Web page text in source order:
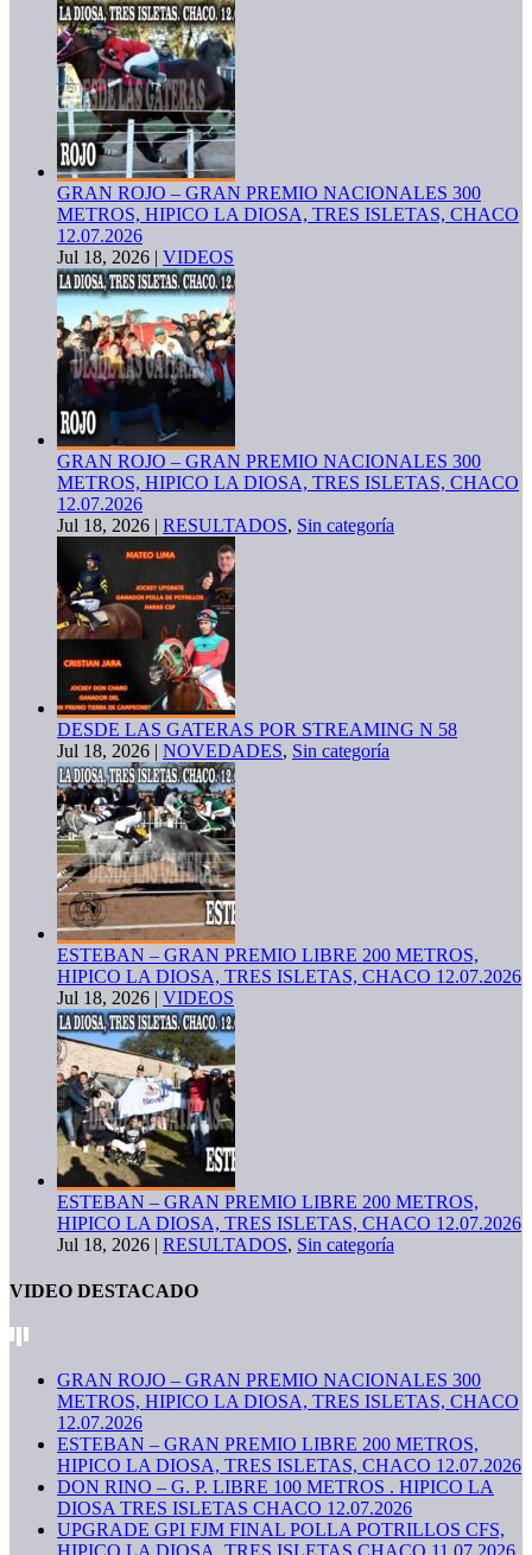
GRAN ROJO – GRAN PREMIO NACIONALES 300
METROS, HIPICO LA DIOSA, TRES ISLETAS, CHACO
12.07.2026
Jul 18, 2026 | VIDEOS
GRAN ROJO – GRAN PREMIO NACIONALES 300
METROS, HIPICO LA DIOSA, TRES ISLETAS, CHACO
12.07.2026
Jul 18, 2026 | RESULTADOS, Sin categoría
DESDE LAS GATERAS POR STREAMING N 58
Jul 18, 2026 | NOVEDADES, Sin categoría
ESTEBAN – GRAN PREMIO LIBRE 200 METROS,
HIPICO LA DIOSA, TRES ISLETAS, CHACO 12.07.2026
Jul 18, 2026 | VIDEOS
ESTEBAN – GRAN PREMIO LIBRE 200 METROS,
HIPICO LA DIOSA, TRES ISLETAS, CHACO 12.07.2026
Jul 18, 2026 | RESULTADOS, Sin categoría
VIDEO DESTACADO
GRAN ROJO – GRAN PREMIO NACIONALES 300
METROS, HIPICO LA DIOSA, TRES ISLETAS, CHACO
12.07.2026
ESTEBAN – GRAN PREMIO LIBRE 200 METROS,
HIPICO LA DIOSA, TRES ISLETAS, CHACO 12.07.2026
DON RINO – G. P. LIBRE 100 METROS . HIPICO LA
DIOSA TRES ISLETAS CHACO 12.07.2026
UPGRADE GPI FJM FINAL POLLA POTRILLOS CFS,